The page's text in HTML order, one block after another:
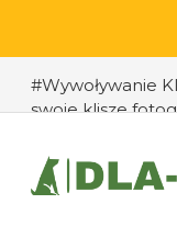
#Wywoływanie
swoje klisze
#Jak
#Jak zapobiec